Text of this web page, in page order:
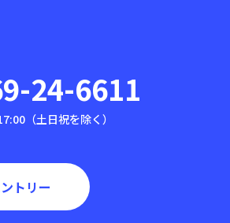
24-6611
（土日祝を除く）
トリー